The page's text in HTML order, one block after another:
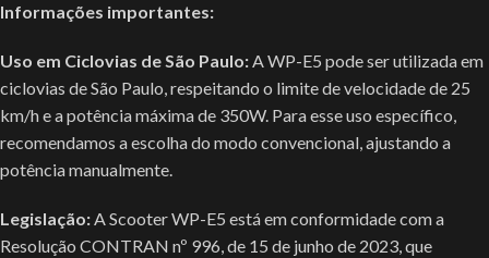
Informações importantes:
Uso em Ciclovias de São Paulo:A WP-E5 pode ser utilizada em
ciclovias de São Paulo, respeitando o limite de velocidade de 25
km/h e a potência máxima de 350W. Para esse uso específico,
recomendamos a escolha do modo convencional, ajustando a
potência manualmente.
Legislação:A Scooter WP-E5 está em conformidade com a
Resolução CONTRAN nº 996, de 15 de junho de 2023, que